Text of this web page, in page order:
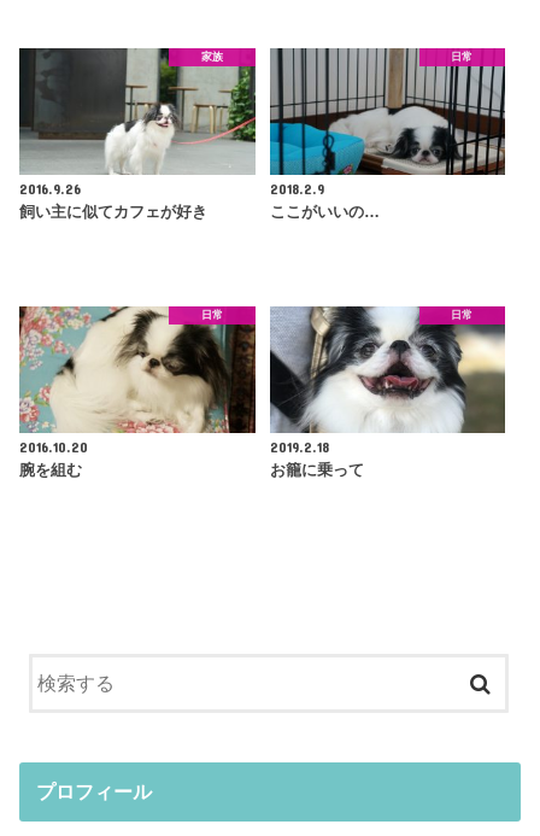
家族
2016.9.26
飼い主に似てカフェが好き
日常
2018.2.9
ここがいいの…
日常
2016.10.20
腕を組む
日常
2019.2.18
お籠に乗って
プロフィール